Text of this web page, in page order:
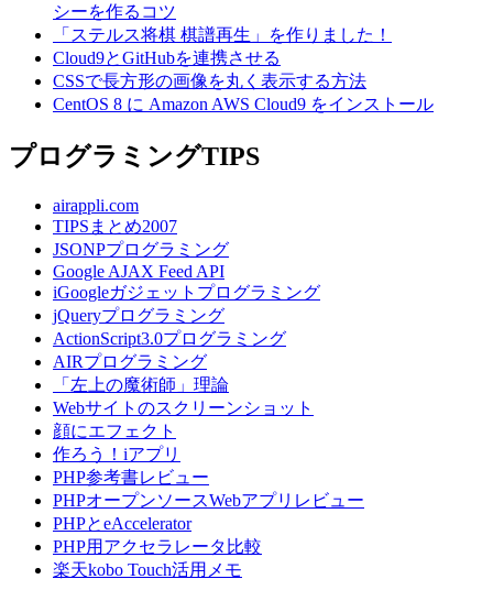
シーを作るコツ
「ステルス将棋 棋譜再生」を作りました！
Cloud9とGitHubを連携させる
CSSで長方形の画像を丸く表示する方法
CentOS 8 に Amazon AWS Cloud9 をインストール
プログラミングTIPS
airappli.com
TIPSまとめ2007
JSONPプログラミング
Google AJAX Feed API
iGoogleガジェットプログラミング
jQueryプログラミング
ActionScript3.0プログラミング
AIRプログラミング
「左上の魔術師」理論
Webサイトのスクリーンショット
顔にエフェクト
作ろう！iアプリ
PHP参考書レビュー
PHPオープンソースWebアプリレビュー
PHPとeAccelerator
PHP用アクセラレータ比較
楽天kobo Touch活用メモ